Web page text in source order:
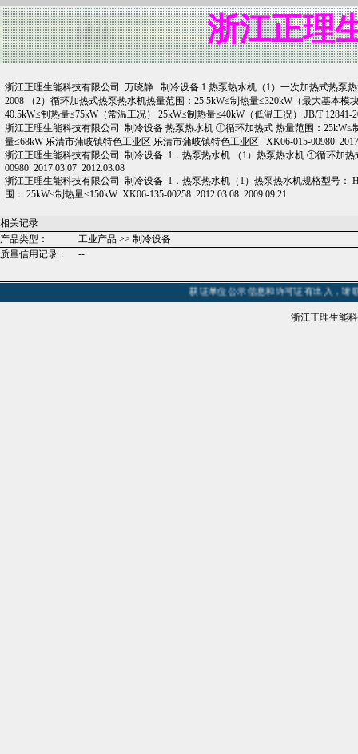
浙江正理
浙江正理生能科技有限公司 万晓静 制冷设备 1.热泵热水机（1）一次加热式热泵
2008 （2）循环加热式热泵热水机热量范围：25.5kW≤制热量≤320kW（最大基本
40.5kW≤制热量≤75kW（常温工况） 25kW≤制热量≤40kW（低温工况） JB/T
浙江正理生能科技有限公司 制冷设备 热泵热水机 ①循环加热式 热量范围：
量≤68kW 乐清市蒲岐镇特色工业区 乐清市蒲岐镇特色工业区 XK06-015-00980
浙江正理生能科技有限公司 制冷设备 1．热泵热水机 （1）热泵热水机 ①循环加
00980 2017.03.07 2012.03.08
浙江正理生能科技有限公司 制冷设备 1．热泵热水机（1）热泵热水机规格型号：
围： 25kW≤制热量≤150kW XK06-135-00258 2012.03.08 2009.09.21
相关记录
产品类型：
工业产品 >> 制冷设备
质量信用记录：
--
获证单位公示信息和许可证有出入，请联
浙江正理生能